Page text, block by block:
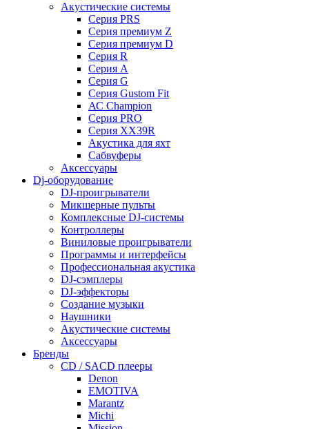
Акустические системы
Cерия PRS
Cерия премиум Z
Cерия премиум D
Cерия R
Cерия A
Cерия G
Cерия Gustom Fit
АС Champion
Cерия PRO
Cерия XX39R
Акустика для яхт
Сабвуферы
Аксессуары
Dj-оборудование
DJ-проигрыватели
Микшерные пульты
Комплексные DJ-системы
Контроллеры
Виниловые проигрыватели
Программы и интерфейсы
Профессиональная акустика
DJ-сэмплеры
DJ-эффекторы
Создание музыки
Наушники
Акустические системы
Аксессуары
Бренды
CD / SACD плееры
Denon
EMOTIVA
Marantz
Michi